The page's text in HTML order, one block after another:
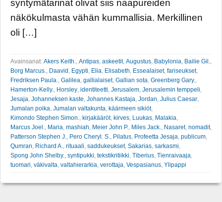
syntymätarinat olivat siis naapureiden
näkökulmasta vähän kummallisia. Merkillinen
oli […]
Avainsanat: Akers Keith., Antipas, askeetit, Augustus, Babylonia, Bailie Gil.,
Borg Marcus., Daavid , Egypti, Elia, Elisabeth, Essealaiset, fariseukset,
Fredriksen Paula., Galilea, gallialaiset, Gallian sota, Greenberg Gary.,
Hamerton-Kelly., Horsley, identiteetti, Jerusalem, Jerusalemin temppeli,
Jesaja, Johanneksen kaste, Johannes Kastaja, Jordan, Julius Caesar,
Jumalan poika, Jumalan valtakunta, käärmeen sikiöt,
Kimondo Stephen Simon., kirjakääröt, kirves, Luukas, Malakia,
Marcus Joel., Maria, mashiah, Meier John P., Miles Jack., Nasaret, nomadit,
Patterson Stephen J., Pero Cheryl. S., Pilatus, Profeetta Jesaja, publicum,
Qumran, Richard A., rituaali, saddukeukset, Sakarias, sarkasmi,
Spong John Shelby., syntipukki, tekstikritiikki, Tiberius, Tienraivaaja,
tuomari, väkivalta, valtahierarkia, verottaja, Vespasianus, Ylipappi